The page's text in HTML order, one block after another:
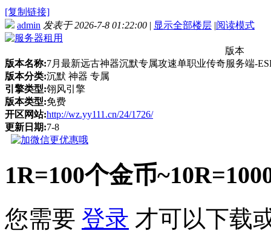
[复制链接]
admin 发表于 2026-7-8 01:22:00 | 显示全部楼层 |阅读模式
版本
版本名称:7月最新远古神器沉默专属攻速单职业传奇服务端-
版本分类:沉默 神器 专属
引擎类型:翎风引擎
版本类型:免费
开区网站:http://wz.yy111.cn/24/1726/
更新日期:7-8
1R=100个金币
您需要 登录 才可以下载